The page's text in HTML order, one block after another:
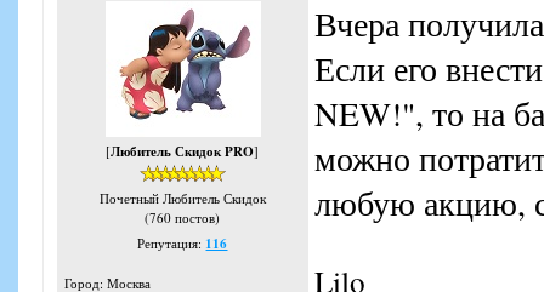
[Любитель Скидок PRO]
Почетный Любитель Скидок
(760 постов)
Репутация: 116
Город: Москва
Вчера
Если его
NEW!", то на
можно
любую акцию,
Lilo